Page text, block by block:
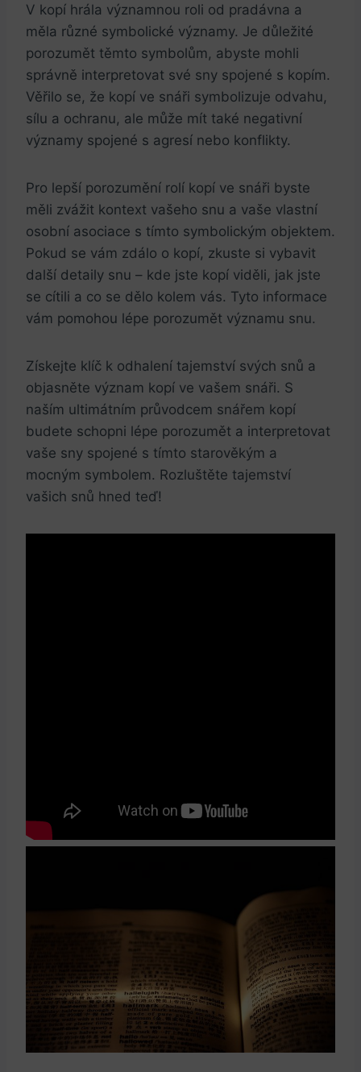
V kopí hrála významnou roli od pradávna a
měla různé symbolické významy. Je důležité
porozumět těmto symbolům, abyste mohli
správně interpretovat své sny spojené s kopím.
Věřilo se, že kopí ve snáři symbolizuje odvahu,
sílu a ochranu, ale může mít také negativní
významy spojené s agresí nebo konflikty.
Pro lepší porozumění rolí kopí ve snáři byste
měli zvážit kontext vašeho snu a vaše vlastní
osobní asociace s tímto symbolickým objektem.
Pokud se vám zdálo o kopí, zkuste si vybavit
další detaily snu – kde jste kopí viděli, jak jste
se cítili a co se dělo kolem vás. Tyto informace
vám pomohou lépe porozumět významu snu.
Získejte klíč k odhalení tajemství svých snů a
objasněte význam kopí ve vašem snáři. S
naším ultimátním průvodcem snářem kopí
budete schopni lépe porozumět a interpretovat
vaše sny spojené s tímto starověkým a
mocným symbolem. Rozluštěte tajemství
vašich snů hned teď!